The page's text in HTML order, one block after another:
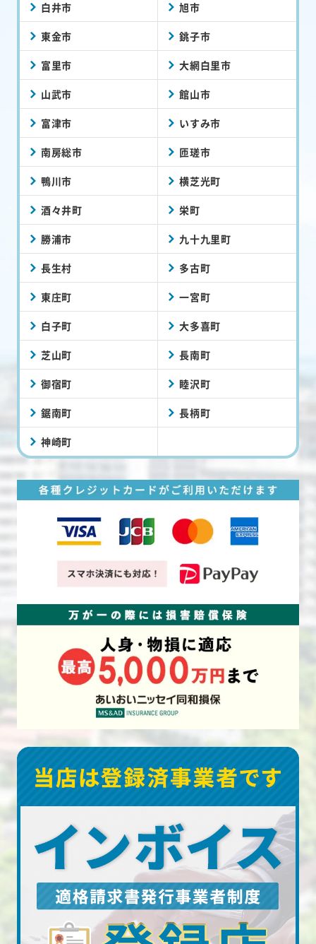
白井市 旭市
東金市 銚子市
富里市 大網白里市
山武市 館山市
富津市 いすみ市
南房総市 匝瑳市
鴨川市 横芝光町
酒々井町 栄町
勝浦市 九十九里町
長生村 多古町
東庄町 一宮町
白子町 大多喜町
芝山町 長南町
御宿町 睦沢町
鋸南町 長柄町
神崎町